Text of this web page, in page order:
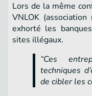
Lors de la même
VNLOK
exhorté les
sites illégaux.
“Ces
techniques
de cibler les